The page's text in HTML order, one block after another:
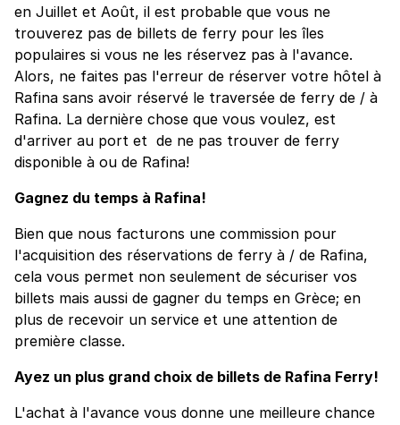
en Juillet et Août, il est probable que vous ne
trouverez pas de billets de ferry pour les îles
populaires si vous ne les réservez pas à l'avance.
Alors, ne faites pas l'erreur de réserver votre hôtel à
Rafina sans avoir réservé le traversée de ferry de / à
Rafina. La dernière chose que vous voulez, est
d'arriver au port et de ne pas trouver de ferry
disponible à ou de Rafina!
Gagnez du temps à Rafina!
Bien que nous facturons une commission pour
l'acquisition des réservations de ferry à / de Rafina,
cela vous permet non seulement de sécuriser vos
billets mais aussi de gagner du temps en Grèce; en
plus de recevoir un service et une attention de
première classe.
Ayez un plus grand choix de billets de Rafina Ferry!
L'achat à l'avance vous donne une meilleure chance